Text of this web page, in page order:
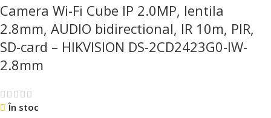
Camera Wi-Fi Cube IP 2.0MP, lentila
2.8mm, AUDIO bidirectional, IR 10m, PIR,
SD-card – HIKVISION DS-2CD2423G0-IW-
2.8mm
În stoc